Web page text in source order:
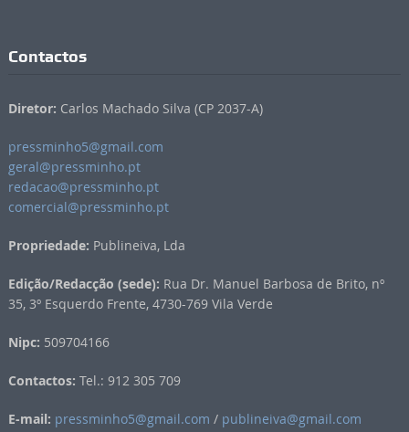
Contactos
Diretor: Carlos Machado Silva (CP 2037-A)
pressminho5@gmail.com
geral@pressminho.pt
redacao@pressminho.pt
comercial@pressminho.pt
Propriedade: Publineiva, Lda
Edição/Redacção (sede): Rua Dr. Manuel Barbosa de Brito, nº
35, 3º Esquerdo Frente, 4730-769 Vila Verde
Nipc: 509704166
Contactos: Tel.: 912 305 709
E-mail: pressminho5@gmail.com / publineiva@gmail.com